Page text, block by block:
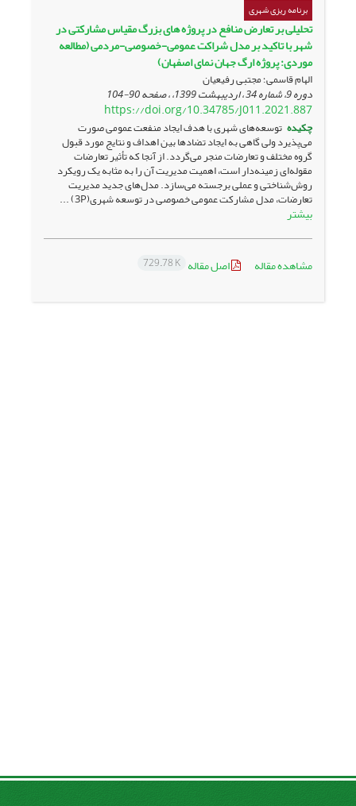
برنامه ریزی شهری
تحلیلی بر تعارض منافع در پروژه های بزرگ مقیاس مشارکتی در
شهر با تاکید بر مدل شراکت عمومی-خصوصی-مردمی (مطالعه
موردی: پروژه ارگ جهان نمای اصفهان)
الهام قاسمی؛ مجتبی رفیعیان
دوره 9، شماره 34 ، اردیبهشت 1399، ، صفحه 90-104
https://doi.org/10.34785/J011.2021.887
چکیده توسعه‌های شهری با هدف ایجاد منفعت عمومی صورت
می‌پذیرد ولی گاهی به ایجاد تضادها بین اهداف و نتایج مورد قبول
گروه مختلف و تعارضات منجر می‌گردد. از آنجا که تأثیر تعارضات
مقوله‌ای زمینه‌دار است، اهمیت مدیریت آن را به مثابه‌ یک رویکرد
روش‌شناختی و عملی برجسته می‌سازد. مدل‌های جدید مدیریت
تعارضات، مدل مشارکت عمومی خصوصی در توسعه شهری(3P) ...
بیشتر
مشاهده مقاله اصل مقاله 729.78 K